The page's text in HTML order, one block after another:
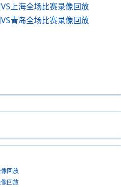
上海全场比赛录像回放
青岛全场比赛录像回放
回放
回放